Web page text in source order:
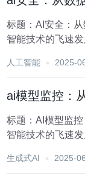
标题：AI安全：
智能技术的飞速
改变着我们的生
人工智能 2025-
ai模型监控：
标题：AI模型监
智能技术的飞速
我们的生活方式
生成式AI 2025-